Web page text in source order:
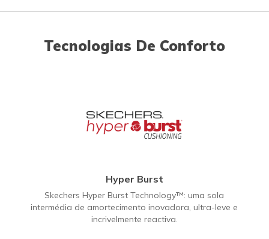
Tecnologias De Conforto
Hyper Burst
Skechers Hyper Burst Technology™: uma sola
intermédia de amortecimento inovadora, ultra-leve e
incrivelmente reactiva.